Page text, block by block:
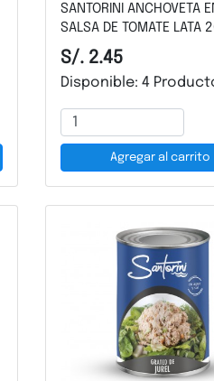
SANTORINI ANCHOVETA
SALSA DE TOMATE LATA
S/. 2.45
Disponible: 4
Agregar al carrito